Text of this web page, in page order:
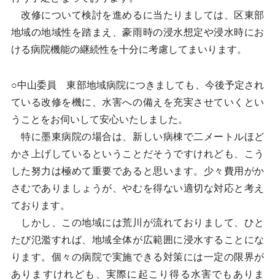
改修について検討を進めるに当たりましては、区東部
地域の地域性を踏まえ、豪雨時の浸水想定や浸水時にお
ける病院機能の継続性を十分に考慮してまいります。
○中山委員 東部地域病院につきましても、今後予定され
ている改修を機に、水害への備えを充実させていくとい
うことをお伺いして安心いたしました。
特に墨東病院の場合は、新しい病棟で二メートルほど
かさ上げしているということだそうですけれども、こう
した努力は極めて重要であると思います。少々費用がか
さむでありましょうが、やむを得ない適切な対応と考え
ております。
しかし、この地域には荒川が流れておりまして、ひと
たび氾濫すれば、地域全体が広範囲に浸水することにな
ります。個々の病院で実施できる対策には一定の限界が
ありますけれども、実際に起こり得る水害でもありま